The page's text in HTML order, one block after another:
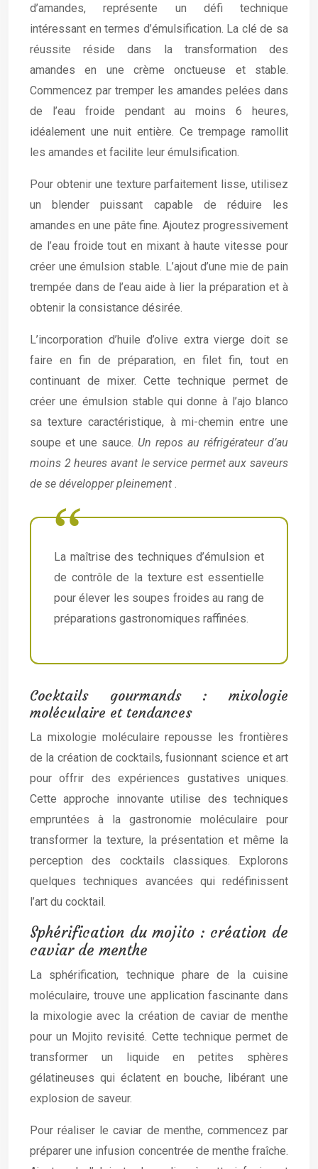
d’amandes, représente un défi technique
intéressant en termes d’émulsification. La clé de sa
réussite réside dans la transformation des
amandes en une crème onctueuse et stable.
Commencez par tremper les amandes pelées dans
de l’eau froide pendant au moins 6 heures,
idéalement une nuit entière. Ce trempage ramollit
les amandes et facilite leur émulsification.
Pour obtenir une texture parfaitement lisse, utilisez
un blender puissant capable de réduire les
amandes en une pâte fine. Ajoutez progressivement
de l’eau froide tout en mixant à haute vitesse pour
créer une émulsion stable. L’ajout d’une mie de pain
trempée dans de l’eau aide à lier la préparation et à
obtenir la consistance désirée.
L’incorporation d’huile d’olive extra vierge doit se
faire en fin de préparation, en filet fin, tout en
continuant de mixer. Cette technique permet de
créer une émulsion stable qui donne à l’ajo blanco
sa texture caractéristique, à mi-chemin entre une
soupe et une sauce. Un repos au réfrigérateur d’au
moins 2 heures avant le service permet aux saveurs
de se développer pleinement .
La maîtrise des techniques d’émulsion et
de contrôle de la texture est essentielle
pour élever les soupes froides au rang de
préparations gastronomiques raffinées.
Cocktails gourmands : mixologie
moléculaire et tendances
La mixologie moléculaire repousse les frontières
de la création de cocktails, fusionnant science et art
pour offrir des expériences gustatives uniques.
Cette approche innovante utilise des techniques
empruntées à la gastronomie moléculaire pour
transformer la texture, la présentation et même la
perception des cocktails classiques. Explorons
quelques techniques avancées qui redéfinissent
l’art du cocktail.
Sphérification du mojito : création de
caviar de menthe
La sphérification, technique phare de la cuisine
moléculaire, trouve une application fascinante dans
la mixologie avec la création de caviar de menthe
pour un Mojito revisité. Cette technique permet de
transformer un liquide en petites sphères
gélatineuses qui éclatent en bouche, libérant une
explosion de saveur.
Pour réaliser le caviar de menthe, commencez par
préparer une infusion concentrée de menthe fraîche.